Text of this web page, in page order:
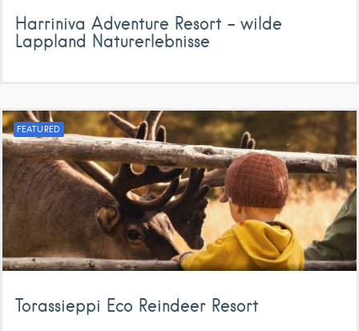
Harriniva Adventure Resort – wilde
Lappland Naturerlebnisse
FEATURED
Torassieppi Eco Reindeer Resort